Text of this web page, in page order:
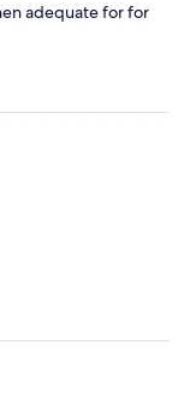
adequate for for